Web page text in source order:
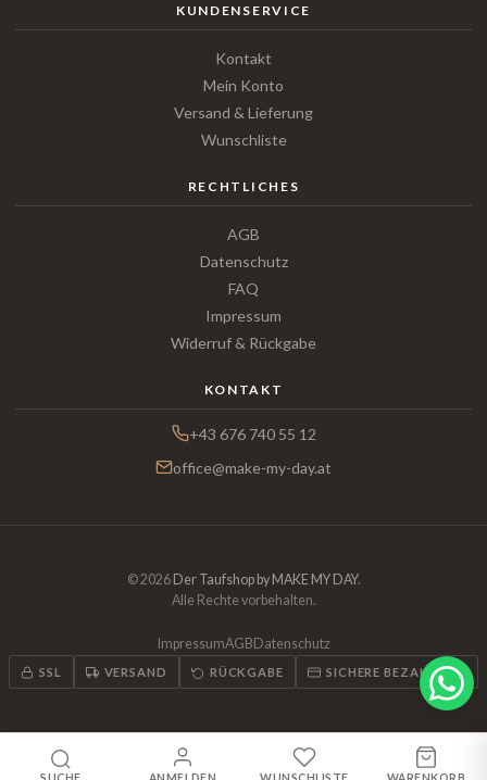
KUNDENSERVICE
Kontakt
Mein Konto
Versand & Lieferung
Wunschliste
RECHTLICHES
AGB
Datenschutz
FAQ
Impressum
Widerruf & Rückgabe
KONTAKT
+43 676 740 55 12
office@make-my-day.at
© 2026 Der Taufshop by MAKE MY DAY.
Alle Rechte vorbehalten.
ImpressumAGB Datenschutz
SSL VERSAND RÜCKGABE SICHERE BEZAHLUNG